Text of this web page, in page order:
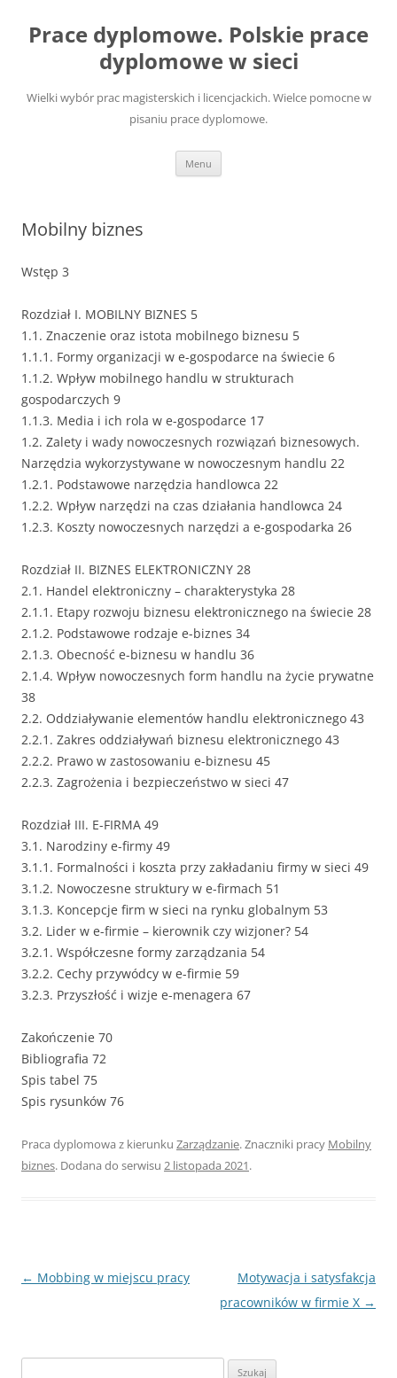
treści
Prace dyplomowe. Polskie prace
dyplomowe w sieci
Wielki wybór prac magisterskich i licencjackich. Wielce pomocne w
pisaniu prace dyplomowe.
Menu
Mobilny biznes
Wstęp 3
Rozdział I. MOBILNY BIZNES 5
1.1. Znaczenie oraz istota mobilnego biznesu 5
1.1.1. Formy organizacji w e-gospodarce na świecie 6
1.1.2. Wpływ mobilnego handlu w strukturach
gospodarczych 9
1.1.3. Media i ich rola w e-gospodarce 17
1.2. Zalety i wady nowoczesnych rozwiązań biznesowych.
Narzędzia wykorzystywane w nowoczesnym handlu 22
1.2.1. Podstawowe narzędzia handlowca 22
1.2.2. Wpływ narzędzi na czas działania handlowca 24
1.2.3. Koszty nowoczesnych narzędzi a e-gospodarka 26
Rozdział II. BIZNES ELEKTRONICZNY 28
2.1. Handel elektroniczny – charakterystyka 28
2.1.1. Etapy rozwoju biznesu elektronicznego na świecie 28
2.1.2. Podstawowe rodzaje e-biznes 34
2.1.3. Obecność e-biznesu w handlu 36
2.1.4. Wpływ nowoczesnych form handlu na życie prywatne
38
2.2. Oddziaływanie elementów handlu elektronicznego 43
2.2.1. Zakres oddziaływań biznesu elektronicznego 43
2.2.2. Prawo w zastosowaniu e-biznesu 45
2.2.3. Zagrożenia i bezpieczeństwo w sieci 47
Rozdział III. E-FIRMA 49
3.1. Narodziny e-firmy 49
3.1.1. Formalności i koszta przy zakładaniu firmy w sieci 49
3.1.2. Nowoczesne struktury w e-firmach 51
3.1.3. Koncepcje firm w sieci na rynku globalnym 53
3.2. Lider w e-firmie – kierownik czy wizjoner? 54
3.2.1. Współczesne formy zarządzania 54
3.2.2. Cechy przywódcy w e-firmie 59
3.2.3. Przyszłość i wizje e-menagera 67
Zakończenie 70
Bibliografia 72
Spis tabel 75
Spis rysunków 76
Praca dyplomowa z kierunku Zarządzanie. Znaczniki pracy Mobilny
biznes. Dodana do serwisu 2 listopada 2021.
Nawigacja
← Mobbing w miejscu pracy
Motywacja i satysfakcja
pracowników w firmie X →